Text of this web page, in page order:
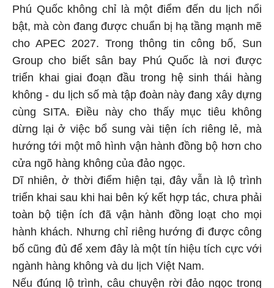
Phú Quốc không chỉ là một điểm đến du lịch nổi
bật, mà còn đang được chuẩn bị hạ tầng mạnh mẽ
cho APEC 2027. Trong thông tin công bố, Sun
Group cho biết sân bay Phú Quốc là nơi được
triển khai giai đoạn đầu trong hệ sinh thái hàng
không - du lịch số mà tập đoàn này đang xây dựng
cùng SITA. Điều này cho thấy mục tiêu không
dừng lại ở việc bổ sung vài tiện ích riêng lẻ, mà
hướng tới một mô hình vận hành đồng bộ hơn cho
cửa ngõ hàng không của đảo ngọc.
Dĩ nhiên, ở thời điểm hiện tại, đây vẫn là lộ trình
triển khai sau khi hai bên ký kết hợp tác, chưa phải
toàn bộ tiện ích đã vận hành đồng loạt cho mọi
hành khách. Nhưng chỉ riêng hướng đi được công
bố cũng đủ để xem đây là một tín hiệu tích cực với
ngành hàng không và du lịch Việt Nam.
Nếu đúng lộ trình, câu chuyện rời đảo ngọc trong